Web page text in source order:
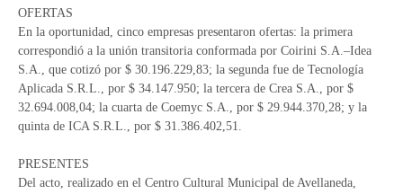
OFERTAS
En la oportunidad, cinco empresas presentaron ofertas: la primera
correspondió a la unión transitoria conformada por Coirini S.A.–Idea
S.A., que cotizó por $ 30.196.229,83; la segunda fue de Tecnología
Aplicada S.R.L., por $ 34.147.950; la tercera de Crea S.A., por $
32.694.008,04; la cuarta de Coemyc S.A., por $ 29.944.370,28; y la
quinta de ICA S.R.L., por $ 31.386.402,51.
PRESENTES
Del acto, realizado en el Centro Cultural Municipal de Avellaneda,